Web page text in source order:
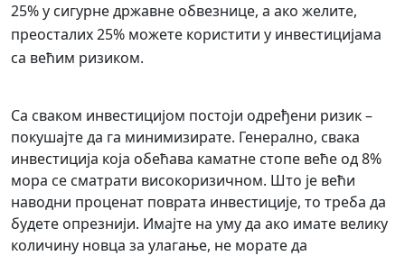
25% у сигурне државне обвезнице, а ако желите,
преосталих 25% можете користити у инвестицијама
са већим ризиком.
Са сваком инвестицијом постоји одређени ризик –
покушајте да га минимизирате. Генерално, свака
инвестиција која обећава каматне стопе веће од 8%
мора се сматрати високоризичном. Што је већи
наводни проценат поврата инвестиције, то треба да
будете опрезнији. Имајте на уму да ако имате велику
количину новца за улагање, не морате да